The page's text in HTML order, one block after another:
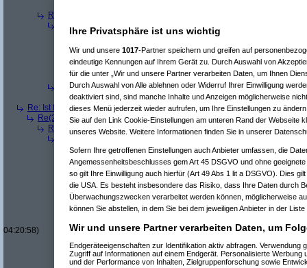
Re(3): Ist für mich ein Benzin- oder ein Dieselmotor geeigneter?
Re(4): Ist für mich ein Benzin- oder ein Dieselmotor geeigneter?
Re(5): Ist für mich ein Benzin- oder ein Dieselmotor geeigneter?
Re(6): Ist für mich ein Benzin- oder ein Dieselmotor
Re(7): Ist für mich ein Benzin- oder ein Dieselmotor
Re(6): Ist für mich ein Benzin- oder ein Dieselmotor
Re(7): Ist für mich ein Benzin- oder ein Dieselmotor
Re(4): Ist für mich ein Benzin- oder ein Dieselmotor geeigneter?(
Re(5): Ist für mich ein Benzin- oder ein Dieselmotor geeigneter?
Re: Ist für mich ein Benzin- oder ein Dieselmotor geeigneter?(Superfast
Re(2): Ist für mich ein Benzin- oder ein Dieselmotor geeigneter?(dizo
Re(3): Ist für mich ein Benzin- oder ein Dieselmotor geeigneter?(
Re(5): Ist für mich ein Benzin- oder ein Dieselmotor geeigneter?
Re(6): Ist für mich ein Benzin- oder ein Dieselmotor
Re(7): Ist für mich ein Benzin- oder ein Dieselmotor
Re(8): Ist für mich ein Benzin- oder ein Dieselmotor
Re(9): Ist für mich ein Benzin- oder ein Dieselmotor
Re(10): Ist für mich ein Benzin- oder ein
Re(11): Ist für mich ein Benzin- oder ein
04:20:58)
Re(7): Ist für mich ein Benzin- oder ein Dieselmotor
Re(7): Ist für mich ein Benzin- oder ein Dieselmotor
Re(8): Ist für mich ein Benzin- oder ein Dieselmotor
Ihre Privatsphäre ist uns wichtig
Wir und unsere 1017-Partner speichern und greifen auf
eindeutige Kennungen auf Ihrem Gerät zu. Durch Auswahl von
für die unter „Wir und unsere Partner verarbeiten Daten, um Ihnen
Durch Auswahl von Alle ablehnen oder Widerruf Ihrer Einwilligung
deaktiviert sind, sind manche Inhalte und Anzeigen möglicherweise
dieses Menü jederzeit wieder aufrufen, um Ihre Einstellungen zu
Sie auf den Link Cookie-Einstellungen am unteren Rand der Webseite
unseres Website. Weitere Informationen finden Sie in unserer
Sofern Ihre getroffenen Einstellungen auch Anbieter umfassen, die
Angemessenheitsbeschlusses gem Art 45 DSGVO und ohne
so gilt Ihre Einwilligung auch hierfür (Art 49 Abs 1 lit a DSGVO). Dies
die USA. Es besteht insbesondere das Risiko, dass Ihre Daten durch
Überwachungszwecken verarbeitet werden können, möglicherweise
können Sie abstellen, in dem Sie bei dem jeweiligen Anbieter in der
Wir und unsere Partner verarbeiten Daten, um
Endgeräteeigenschaften zur Identifikation aktiv abfragen. Verwendung
Zugriff auf Informationen auf einem Endgerät. Personalisierte Werbung
und der Performance von Inhalten, Zielgruppenforschung sowie